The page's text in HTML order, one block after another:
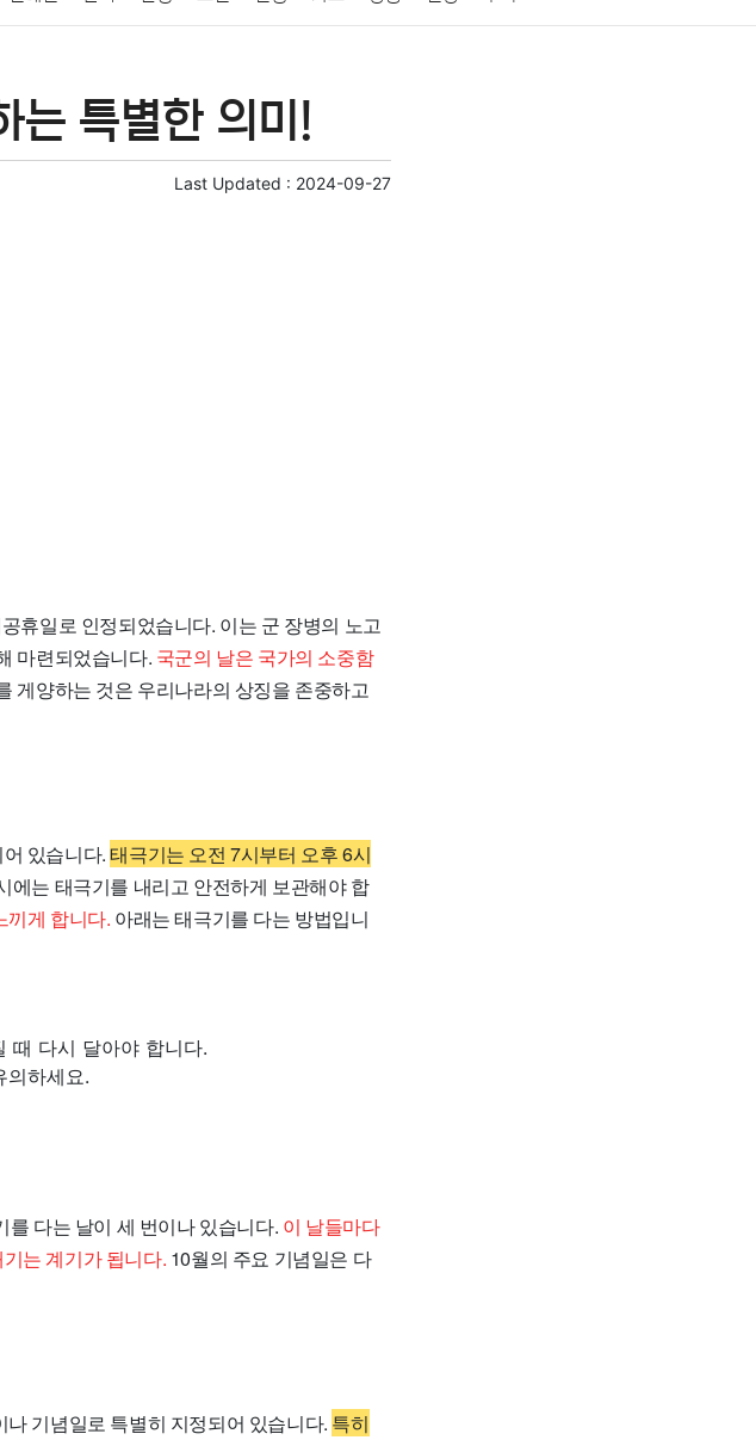
케팅 부동산 외국어 교육 교통
는 특별한 의미!
Last Updated : 2024-09-27
휴일로 인정되었습니다. 이는 군 장병의 노고
마련되었습니다. 국군의 날은 국가의 소중함
게양하는 것은 우리나라의 상징을 존중하고
어 있습니다.태극기는 오전 7시부터 오후 6시
에는 태극기를 내리고 안전하게 보관해야 합
끼게 합니다. 아래는 태극기를 다는 방법입니
때 다시 달아야 합니다.
의하세요.
다는 날이 세 번이나 있습니다. 이 날들마다
는 계기가 됩니다. 10월의 주요 기념일은 다
기념일로 특별히 지정되어 있습니다. 특히